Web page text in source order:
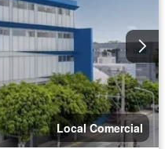
Local Comercial